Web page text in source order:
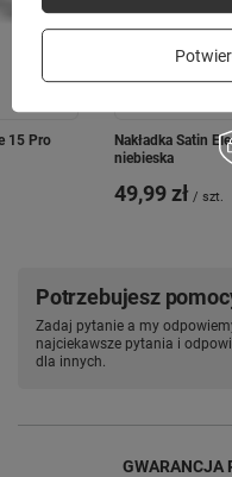
15 Pro
Nakładka Satin
niebieska
49,99 zł / szt.
Potrzebujesz
Zadaj pytanie a my
najciekawsze pytania i
dla innych.
GWARANCJA